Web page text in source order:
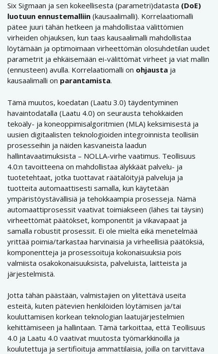
Six Sigmaan ja sen kokeellisesta (parametri)datasta (DoE)
luotuun ennustemalliin (kausaalimalli). Korrelaatiomalli
pätee juuri tähän hetkeen ja mahdollistaa välittömien
virheiden ohjauksen, kun taas kausaalimalli mahdollistaa
löytämään ja optimoimaan virheettömän olosuhdetilan uudet
parametrit ja ehkäisemään ei-välittömät virheet ja viat mallin
(ennusteen) avulla. Korrelaatiomalli on ohjausta ja
kausaalimalli on parantamista.
Tämä muutos, koedatan (Laatu 3.0) täydentyminen
havaintodatalla (Laatu 4.0) on seurausta tehokkaiden
tekoäly- ja koneoppimisalgoritmien (MLA) keksimisestä ja
uusien digitaalisten teknologioiden integroinnista teollisiin
prosesseihin ja näiden kasvaneista laadun
hallintavaatimuksista – NOLLA-virhe vaatimus. Teollisuus
4.0:n tavoitteena on mahdollistaa älykkäät palvelu- ja
tuotetehtaat, jotka tuottavat räätälöityjä palveluja ja
tuotteita automaattisesti samalla, kun käytetään
ympäristöystävällisiä ja tehokkaampia prosesseja. Nämä
automaattiprosessit vaativat toimiakseen (lähes tai täysin)
virheettömät päätökset, komponentit ja vikavapaat ja
samalla robustit prosessit. Ei ole mieltä eikä menetelmää
yrittää poimia/tarkastaa harvinaisia ja virheellisiä päätöksiä,
komponentteja ja prosessoituja kokonaisuuksia pois
valmiista osakokonaisuuksista, palveluista, laitteista ja
järjestelmistä.
Jotta tähän päästään, valmistajien on ylitettävä useita
esteitä, kuten pätevien henkilöiden löytämisen ja/tai
kouluttamisen korkean teknologian laatujärjestelmien
kehittämiseen ja hallintaan. Tämä tarkoittaa, että Teollisuus
4.0 ja Laatu 4.0 vaativat muutosta työmarkkinoilla ja
koulutettuja ja sertifioituja ammattilaisia, joilla on tarvittava